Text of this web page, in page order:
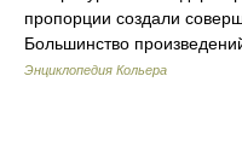
пропорции создали
Большинство
Энциклопедия Кольера